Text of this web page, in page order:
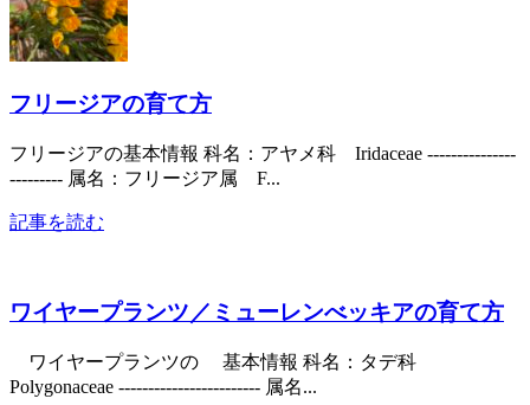
フリージアの育て方
フリージアの基本情報 科名：アヤメ科 Iridaceae ---------------
--------- 属名：フリージア属 F...
記事を読む
ワイヤープランツ／ミューレンべッキアの育て方
ワイヤープランツの 基本情報 科名：タデ科
Polygonaceae ------------------------ 属名...